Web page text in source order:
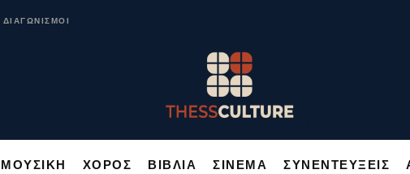
ΔΙΑΓΩΝΙΣΜΟΙ
ΜΟΥΣΙΚΗ ΧΟΡΟΣ ΒΙΒΛΙΑ ΣΙΝΕΜΑ ΣΥΝΕΝΤΕΥΞΕΙΣ
ΜΟΥΣΙΚΗ